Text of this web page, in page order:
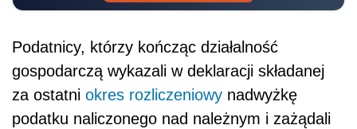
Podatnicy, którzy kończąc działalność
gospodarczą wykazali w deklaracji składanej
za ostatni okres rozliczeniowy nadwyżkę
podatku naliczonego nad należnym i zażądali